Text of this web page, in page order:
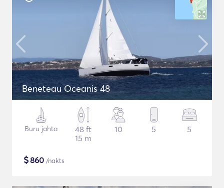
Beneteau Oceanis 48
Buru jahta
48 ft
15 m
10 5 5
$860 /nakts